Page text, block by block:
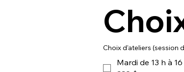
Choix d'ateliers (session
Mardi de 13 h à